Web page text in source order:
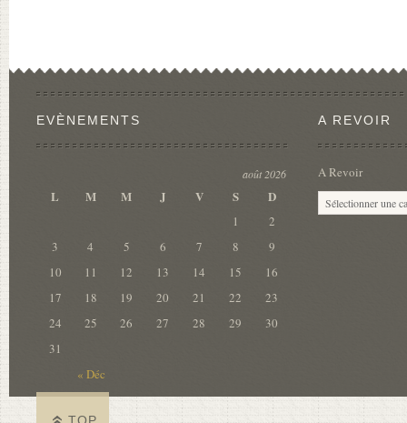
EVÈNEMENTS
août 2026
L M M J V S D
« Déc
1
2
3
4 5 6 7 8
9
10
11 12 13 14 15
16
17
18 19 20 21 22
23
24
25 26 27 28 29
30
31
A REVOIR
A Revoir